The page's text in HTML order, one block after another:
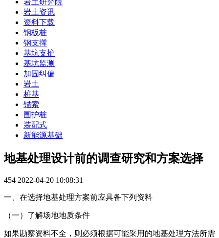
岩土研究院
岩土资讯
资料下载
钢板桩
钢支撑
基坑支护
基坑监测
加固纠偏
岩土
桩基
锚索
围护桩
装配式
新能源基础
地基处理设计前的调查研究和方案选择
454 2022-04-20 10:08:31
一、在选择地基处理方案前应具备下列资料
（一）了解场地地质条件
如果勘察资料不全，则必须根据可能采用的地基处理方法所需